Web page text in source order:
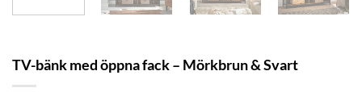
TV-bänk med öppna fack – Mörkbrun & Svart